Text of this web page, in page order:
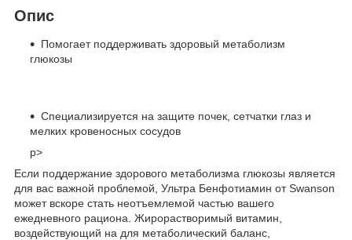
Опис
Помогает поддерживать здоровый метаболизм
глюкозы
Специализируется на защите почек, сетчатки глаз и
мелких кровеносных сосудов
p>
Если поддержание здорового метаболизма глюкозы является
для вас важной проблемой, Ультра Бенфотиамин от Swanson
может вскоре стать неотъемлемой частью вашего
ежедневного рациона. Жирорастворимый витамин,
воздействующий на для метаболический баланс,